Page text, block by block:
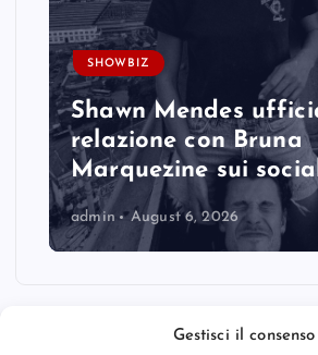
Gestisci il consenso
SHOWBIZ
Shawn Mendes
relazione con Bruna
Marquezine sui
admin August 6, 2026